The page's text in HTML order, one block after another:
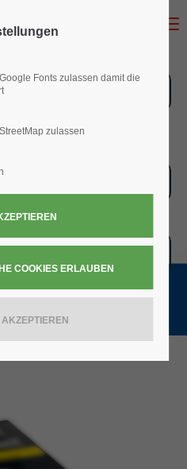
Fonts zulassen damit die
zulassen